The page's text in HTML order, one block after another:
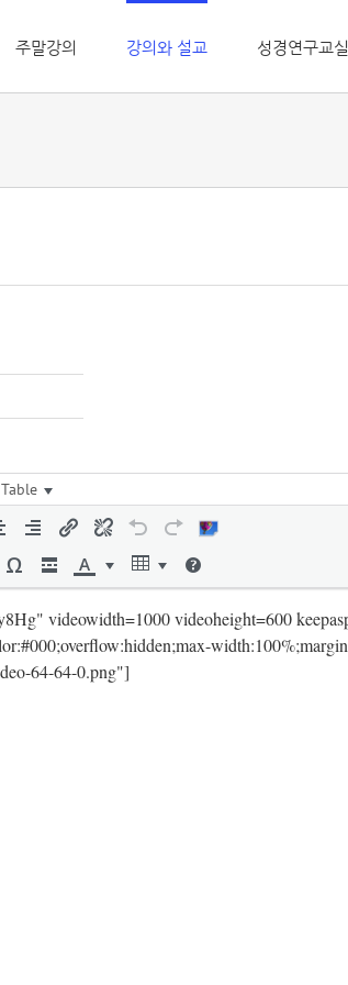
주말강의 강의와 설교 성경연구교실
Table